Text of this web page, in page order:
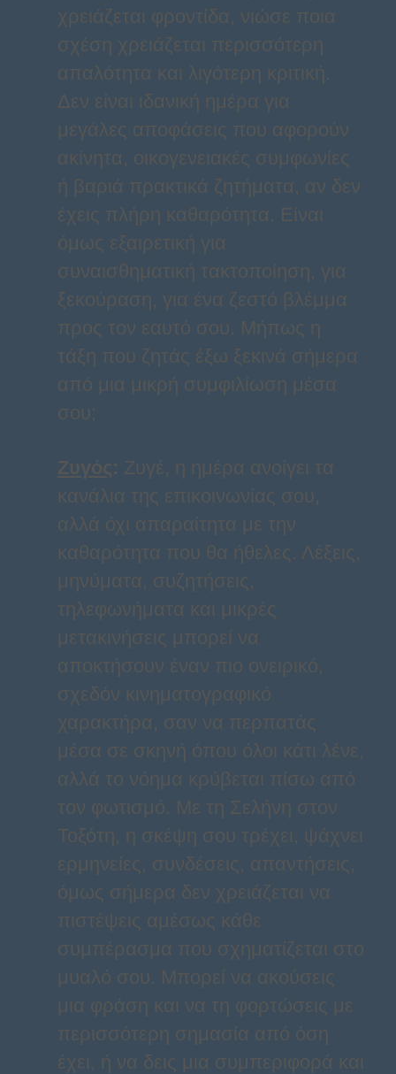
χρειάζεται φροντίδα, νιώσε ποια
σχέση χρειάζεται περισσότερη
απαλότητα και λιγότερη κριτική.
Δεν είναι ιδανική ημέρα για
μεγάλες αποφάσεις που αφορούν
ακίνητα, οικογενειακές συμφωνίες
ή βαριά πρακτικά ζητήματα, αν δεν
έχεις πλήρη καθαρότητα. Είναι
όμως εξαιρετική για
συναισθηματική τακτοποίηση, για
ξεκούραση, για ένα ζεστό βλέμμα
προς τον εαυτό σου. Μήπως η
τάξη που ζητάς έξω ξεκινά σήμερα
από μια μικρή συμφιλίωση μέσα
σου;
Ζυγός: Ζυγέ, η ημέρα ανοίγει τα
κανάλια της επικοινωνίας σου,
αλλά όχι απαραίτητα με την
καθαρότητα που θα ήθελες. Λέξεις,
μηνύματα, συζητήσεις,
τηλεφωνήματα και μικρές
μετακινήσεις μπορεί να
αποκτήσουν έναν πιο ονειρικό,
σχεδόν κινηματογραφικό
χαρακτήρα, σαν να περπατάς
μέσα σε σκηνή όπου όλοι κάτι λένε,
αλλά το νόημα κρύβεται πίσω από
τον φωτισμό. Με τη Σελήνη στον
Τοξότη, η σκέψη σου τρέχει, ψάχνει
ερμηνείες, συνδέσεις, απαντήσεις,
όμως σήμερα δεν χρειάζεται να
πιστέψεις αμέσως κάθε
συμπέρασμα που σχηματίζεται στο
μυαλό σου. Μπορεί να ακούσεις
μια φράση και να τη φορτώσεις με
περισσότερη σημασία από όση
έχει, ή να δεις μια συμπεριφορά και